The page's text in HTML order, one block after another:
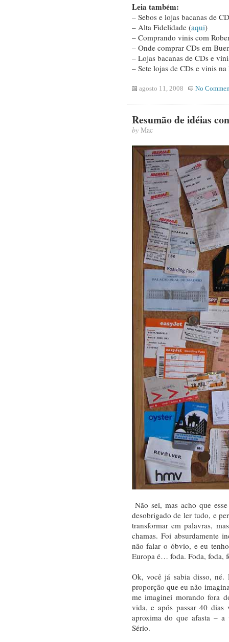
Leia também:
– Sebos e lojas bacanas de
– Alta Fidelidade (aqui)
– Comprando vinis com
– Onde comprar CDs em
– Lojas bacanas de CDs e
– Sete lojas de CDs e vinis na
agosto 11, 2008 No
Resumão de idéias
byMac
Não sei, mas acho que
desobrigado de ler tudo, e
transformar em palavras,
chamas. Foi absurdamente
não falar o óbvio, e eu
Europa é… foda. Foda, foda,
Ok, você já sabia disso, né.
proporção que eu não
me imaginei morando fora
vida, e após passar 40
aproxima do que afasta – a
Sério.